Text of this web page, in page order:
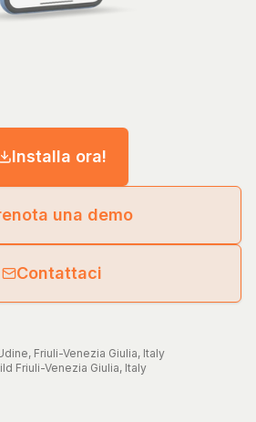
Installa ora!
una demo
Contattaci
, Friuli-Venezia Giulia, Italy
Friuli-Venezia Giulia, Italy